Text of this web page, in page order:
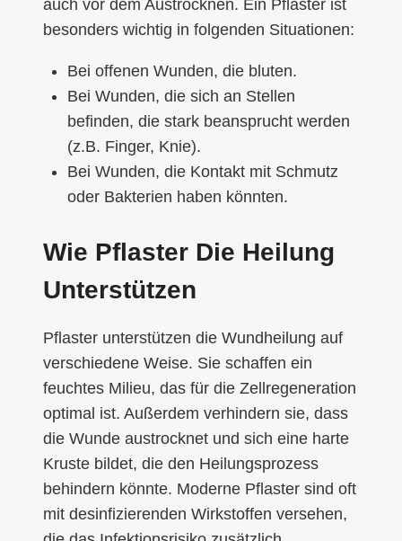
auch vor dem Austrocknen. Ein Pflaster ist
besonders wichtig in folgenden Situationen:
Bei offenen Wunden, die bluten.
Bei Wunden, die sich an Stellen
befinden, die stark beansprucht werden
(z.B. Finger, Knie).
Bei Wunden, die Kontakt mit Schmutz
oder Bakterien haben könnten.
Wie Pflaster Die Heilung
Unterstützen
Pflaster unterstützen die Wundheilung auf
verschiedene Weise. Sie schaffen ein
feuchtes Milieu, das für die Zellregeneration
optimal ist. Außerdem verhindern sie, dass
die Wunde austrocknet und sich eine harte
Kruste bildet, die den Heilungsprozess
behindern könnte. Moderne Pflaster sind oft
mit desinfizierenden Wirkstoffen versehen,